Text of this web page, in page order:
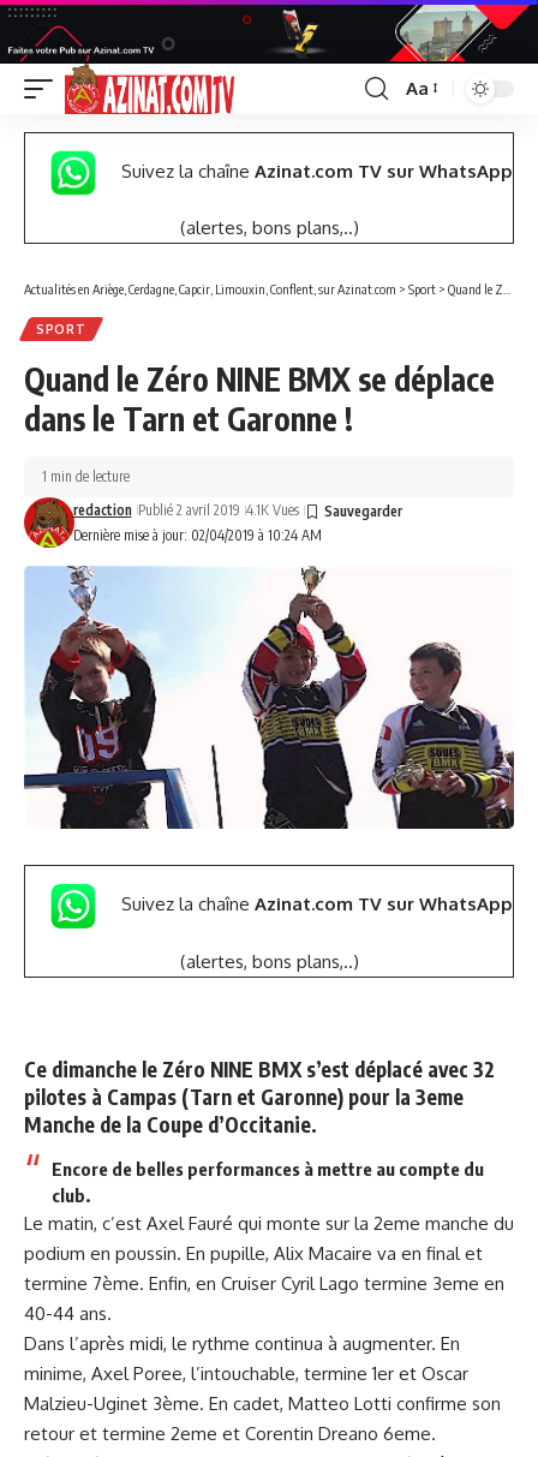
Font
Resizer
Aa
Suivez la chaîne Azinat.com TV sur WhatsApp
(alertes, bons plans,..)
Actualités en Ariège, Cerdagne, Capcir, Limouxin, Conflent, sur Azinat.com > Sport > Quand le Zéro NINE BMX se déplace dans le Tarn et Garonne !
SPORT
Quand le Zéro NINE BMX se déplace
dans le Tarn et Garonne !
Dernière mise à jour: 02/04/2019 à 10:24 AM
redaction Publié 2 avril 2019 4.1K Vues
1 min de lecture
Suivez la chaîne Azinat.com TV sur WhatsApp
(alertes, bons plans,..)
Ce dimanche le Zéro NINE BMX s’est déplacé avec 32
pilotes à Campas (Tarn et Garonne) pour la 3eme
Manche de la Coupe d’Occitanie.
Encore de belles performances à mettre au compte du
club.
Le matin, c’est Axel Fauré qui monte sur la 2eme manche du
podium en poussin. En pupille, Alix Macaire va en final et
termine 7ème. Enfin, en Cruiser Cyril Lago termine 3eme en
40-44 ans.
Dans l’après midi, le rythme continua à augmenter. En
minime, Axel Poree, l’intouchable, termine 1er et Oscar
Malzieu-Uginet 3ème. En cadet, Matteo Lotti confirme son
retour et termine 2eme et Corentin Dreano 6eme.